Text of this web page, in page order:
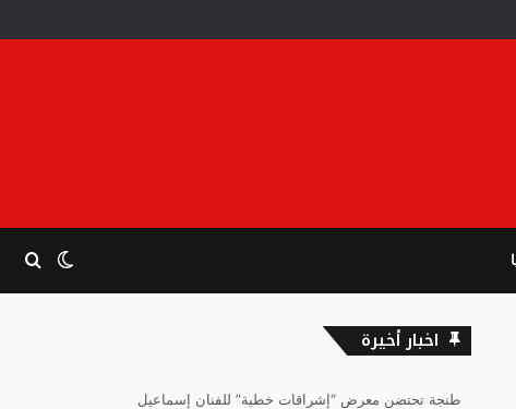
الوضع
اخبار أخيرة
طنجة تحتضن معرض “إشراقات خطية” للفنان إسماعيل